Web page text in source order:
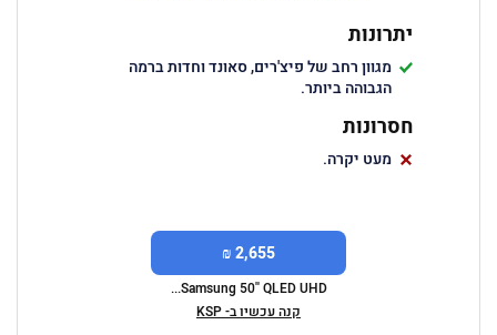
יתרונות
מגוון רחב של פיצ'רים, סאונד וחדות ברמה
הגבוהה ביותר.
חסרונות
מעט יקרה.
2,655 ₪
Samsung 50'' QLED UHD...
קנה עכשיו ב- KSP